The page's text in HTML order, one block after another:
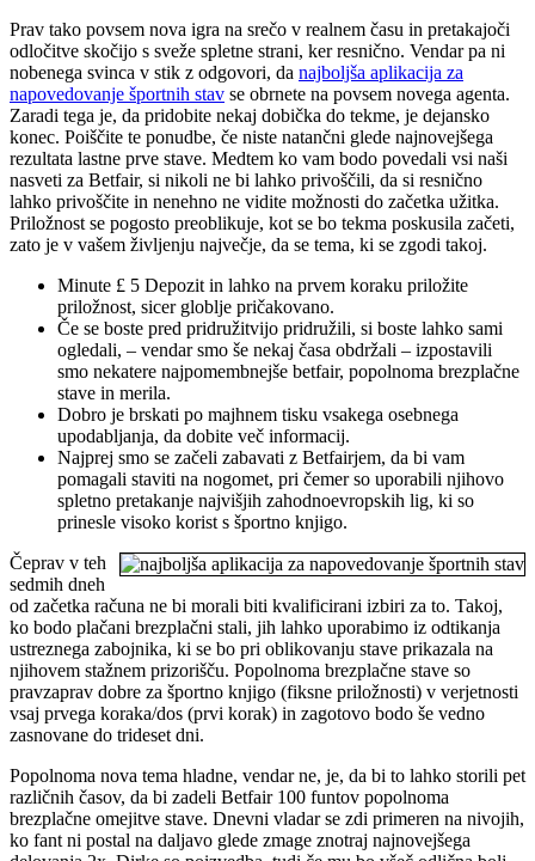
Prav tako povsem nova igra na srečo v realnem času in pretakajoči
odločitve skočijo s sveže spletne strani, ker resnično. Vendar pa ni
nobenega svinca v stik z odgovori, da najboljša aplikacija za
napovedovanje športnih stav se obrnete na povsem novega agenta.
Zaradi tega je, da pridobite nekaj dobička do tekme, je dejansko
konec. Poiščite te ponudbe, če niste natančni glede najnovejšega
rezultata lastne prve stave. Medtem ko vam bodo povedali vsi naši
nasveti za Betfair, si nikoli ne bi lahko privoščili, da si resnično
lahko privoščite in nenehno ne vidite možnosti do začetka užitka.
Priložnost se pogosto preoblikuje, kot se bo tekma poskusila začeti,
zato je v vašem življenju največje, da se tema, ki se zgodi takoj.
Minute £ 5 Depozit in lahko na prvem koraku priložite
priložnost, sicer globlje pričakovano.
Če se boste pred pridružitvijo pridružili, si boste lahko sami
ogledali, – vendar smo še nekaj časa obdržali – izpostavili
smo nekatere najpomembnejše betfair, popolnoma brezplačne
stave in merila.
Dobro je brskati po majhnem tisku vsakega osebnega
upodabljanja, da dobite več informacij.
Najprej smo se začeli zabavati z Betfairjem, da bi vam
pomagali staviti na nogomet, pri čemer so uporabili njihovo
spletno pretakanje najvišjih zahodnoevropskih lig, ki so
prinesle visoko korist s športno knjigo.
Čeprav v teh
sedmih dneh
od začetka računa ne bi morali biti kvalificirani izbiri za to. Takoj,
ko bodo plačani brezplačni stali, jih lahko uporabimo iz odtikanja
ustreznega zabojnika, ki se bo pri oblikovanju stave prikazala na
njihovem stažnem prizorišču. Popolnoma brezplačne stave so
pravzaprav dobre za športno knjigo (fiksne priložnosti) v verjetnosti
vsaj prvega koraka/dos (prvi korak) in zagotovo bodo še vedno
zasnovane do trideset dni.
Popolnoma nova tema hladne, vendar ne, je, da bi to lahko storili pet
različnih časov, da bi zadeli Betfair 100 funtov popolnoma
brezplačne omejitve stave. Dnevni vladar se zdi primeren na nivojih,
ko fant ni postal na daljavo glede zmage znotraj najnovejšega